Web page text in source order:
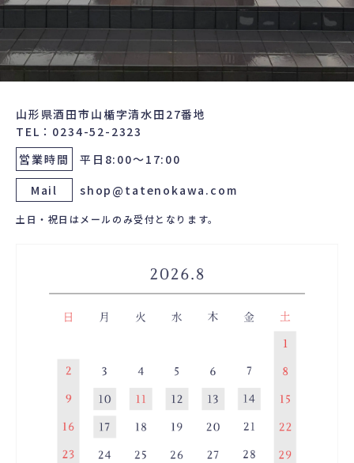
山形県酒田市山楯字清水田27番地
TEL：0234-52-2323
営業時間
平日8:00～17:00
Mail
shop@tatenokawa.com
土日・祝日はメールのみ受付となります。